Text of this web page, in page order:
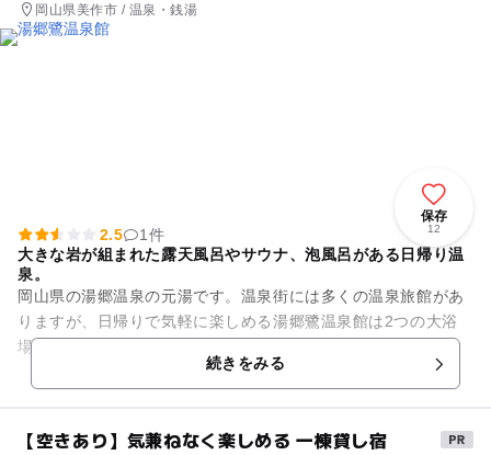
岡山県美作市 / 温泉・銭湯
保存
12
2.5
1件
大きな岩が組まれた露天風呂やサウナ、泡風呂がある日帰り温
泉。
岡山県の湯郷温泉の元湯です。温泉街には多くの温泉旅館があ
りますが、日帰りで気軽に楽しめる湯郷鷺温泉館は2つの大浴
場と5つの家族湯があります。家族湯があるのは、子供連れに
は気兼ねなく温泉を楽しめる...続きをみる
【空きあり】気兼ねなく楽しめる 一棟貸し宿